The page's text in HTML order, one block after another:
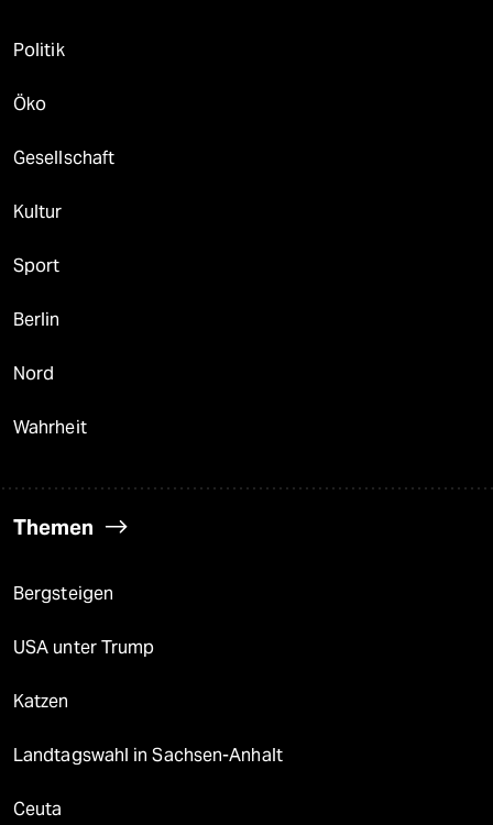
Politik
Öko
Gesellschaft
Kultur
Sport
Berlin
Nord
Wahrheit
Themen
Bergsteigen
USA unter Trump
Katzen
Landtagswahl in Sachsen-Anhalt
Ceuta